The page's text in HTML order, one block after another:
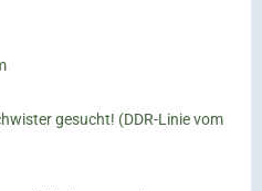
gesucht! (DDR-Linie vom